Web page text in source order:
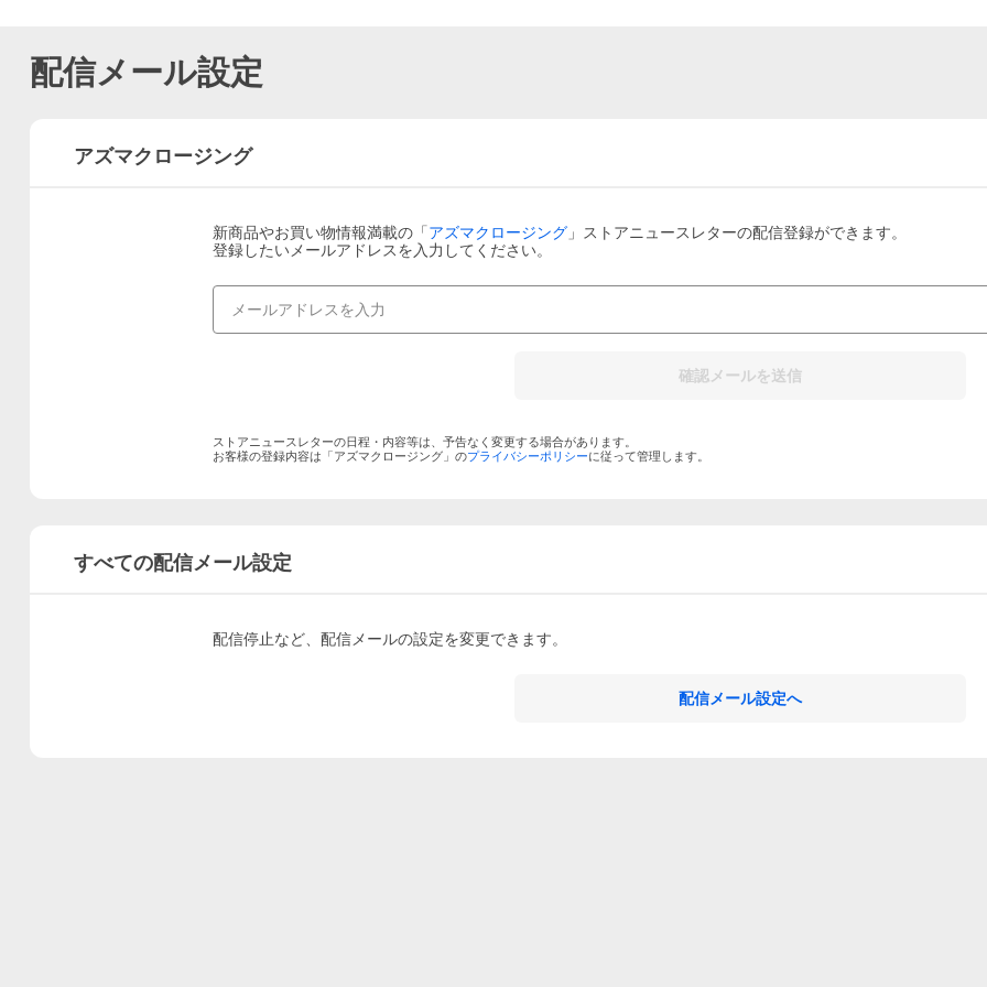
配信メール設定
アズマクロージング
新商品やお買い物情報満載の「アズマクロージング 」ストアニュースレターの配信登録ができます。
登録したいメールアドレスを入力してください。
確認メールを送信
ストアニュースレターの日程・内容等は、予告なく変更する場合があります。
お客様の登録内容は「アズマクロージング 」のプライバシーポリシーに従って管理します。
すべての配信メール設定
配信停止など、配信メールの設定を変更できます。
配信メール設定へ